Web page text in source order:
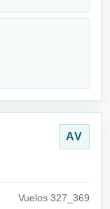
AV
Vuelos 327_369